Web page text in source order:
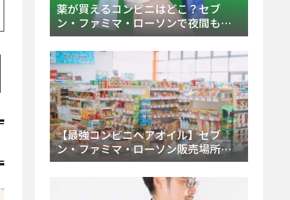
薬が買えるコンビニはどこ？セブ
ン・ファミマ・ローソンで夜間も買
える市販薬の種類と販売店の探し方
【2025年最新】
【最強コンビニヘアオイル】セブ
ン・ファミマ・ローソン販売場所
は？今すぐ買えるおすすめ市販品を